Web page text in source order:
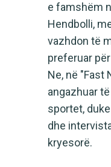
e famshëm
Hendbolli,
vazhdon të
preferuar
Ne, në "Fast
angazhuar
sportet,
dhe
kryesorë.